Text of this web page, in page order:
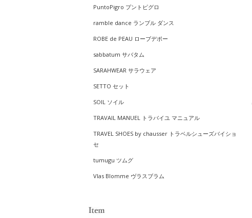
PuntoPigro プントピグロ
ramble dance ランブル ダンス
ROBE de PEAU ローブデポー
sabbatum サバタム
SARAHWEAR サラウェア
SETTO セット
SOIL ソイル
TRAVAIL MANUEL トラバイユ マニュアル
TRAVEL SHOES by chausser トラベルシューズバイショ
セ
tumugu ツムグ
Vlas Blomme ヴラスブラム